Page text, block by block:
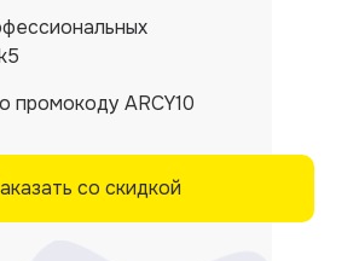
промокоду ARCY10
со скидкой